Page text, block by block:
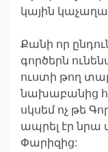
կային
Քանի որ
գործերն
ուստի թող
նախաբանից
սկսեմ ոչ թե
ապրել էր նրա
Փարիզից: